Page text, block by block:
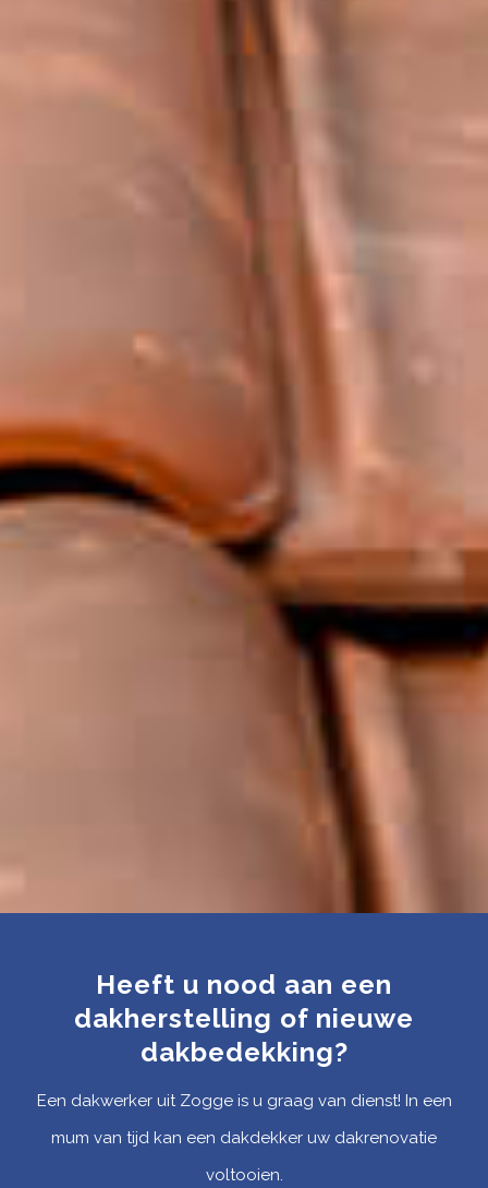
Heeft u nood aan een
dakherstelling of nieuwe
dakbedekking?
Een dakwerker uit Zogge is u graag van dienst! In een
mum van tijd kan een dakdekker uw dakrenovatie
voltooien.